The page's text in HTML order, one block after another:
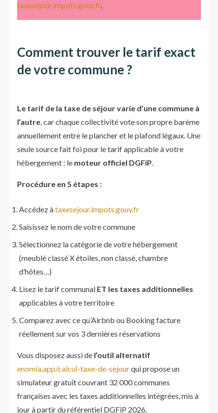
taxesejour.impots.gouv.fr.
Comment trouver le tarif exact
de votre commune ?
Le tarif de la taxe de séjour varie d’une commune à
l’autre, car chaque collectivité vote son propre barème
annuellement entre le plancher et le plafond légaux. Une
seule source fait foi pour le tarif applicable à votre
hébergement : le moteur officiel DGFiP.
Procédure en 5 étapes :
Accédez àtaxesejour.impots.gouv.fr
Saisissez le nom de votre commune
Sélectionnez la catégorie de votre hébergement
(meublé classé X étoiles, non classé, chambre
d’hôtes…)
Lisez le tarif communal ET les taxes additionnelles
applicables à votre territoire
Comparez avec ce qu’Airbnb ou Booking facture
réellement sur vos 3 dernières réservations
Vous disposez aussi de l’outil alternatif
enomia.app/calcul-taxe-de-sejourqui propose un
simulateur gratuit couvrant 32 000 communes
françaises avec les taxes additionnelles intégrées, mis à
jour à partir du référentiel DGFiP 2026.